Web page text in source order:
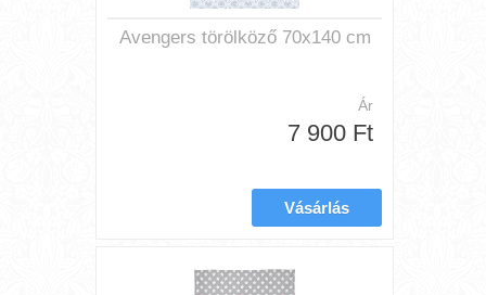
Avengers törölköző 70x140 cm
Ár
7 900 Ft